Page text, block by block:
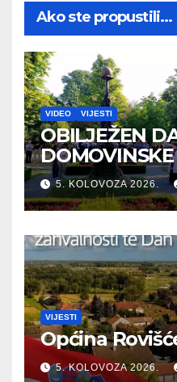
Ako ste propustili...
VIDEO VIJESTI
OBILJEŽEN
TE DAN
BRANITELJA
5. KOLOVOZA 2026.
VIJESTI
Općina
5. KOLOVOZA 2026.